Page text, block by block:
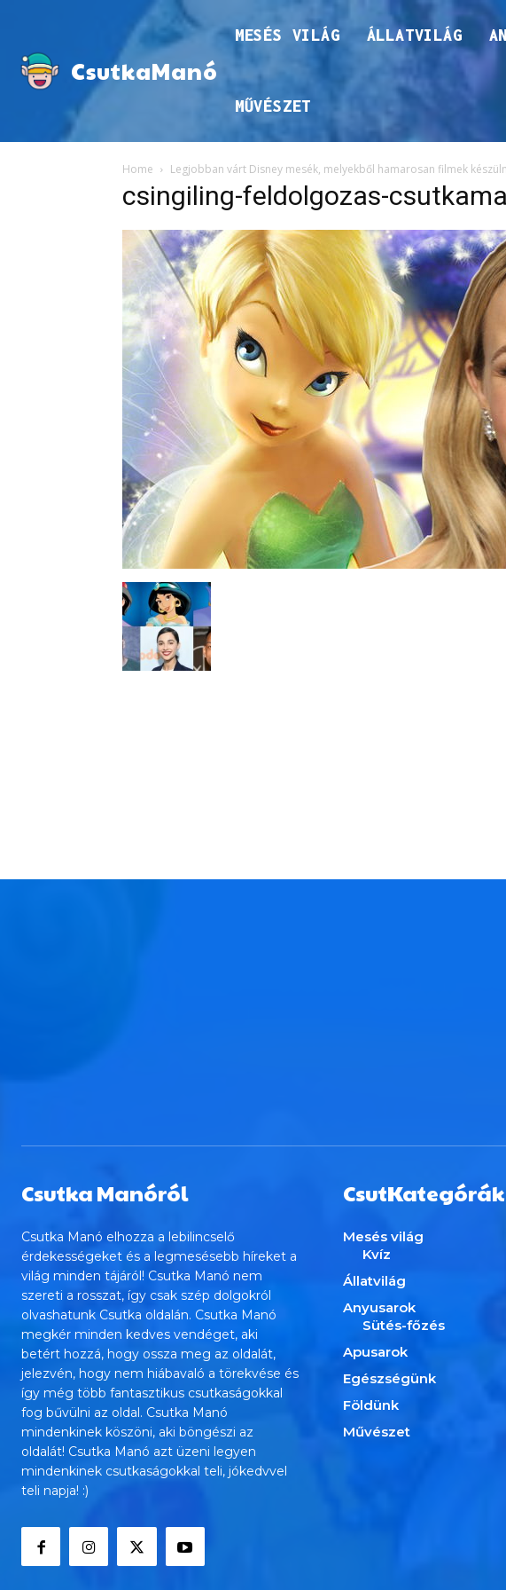
CsutkaManó
MESÉS VILÁG ÁLLATVILÁG
MŰVÉSZET
Home Legjobban várt Disney mesék, melyekből hamarosan filmek
csingiling-feldolgozas-
Csutka Manóról
Csutka Manó elhozza a lebilincselő
érdekességeket és a legmesésebb híreket a
világ minden tájáról! Csutka Manó nem
szereti a rosszat, így csak szép dolgokról
olvashatunk Csutka oldalán. Csutka Manó
megkér minden kedves vendéget, aki
betért hozzá, hogy ossza meg az oldalát,
jelezvén, hogy nem hiábavaló a törekvése és
így még több fantasztikus csutkaságokkal
fog bűvülni az oldal. Csutka Manó
mindenkinek köszöni, aki böngészi az
oldalát! Csutka Manó azt üzeni legyen
mindenkinek csutkaságokkal teli, jókedvvel
teli napja! :)
CsutKategórák
Mesés világ
Kvíz
Állatvilág
Anyusarok
Sütés-főzés
Apusarok
Egészségünk
Földünk
Művészet